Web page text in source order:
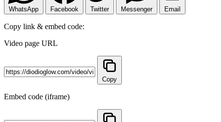
WhatsApp Facebook Twitter Messenger Email
Copy link & embed code:
Video page URL
Copy
Embed code (iframe)